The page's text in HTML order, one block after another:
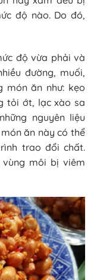
độ nào. Do đó,
độ vừa phải và
đường, muối,
món ăn như: kẹo
tỏi ớt, lạc xào sa
nguyên liệu
ăn này có thể
trao đổi chất.
môi bị viêm